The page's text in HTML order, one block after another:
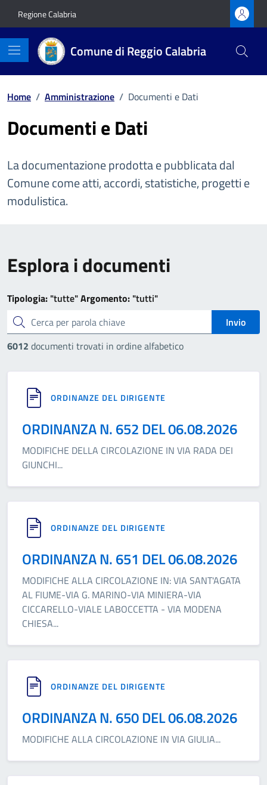
Regione Calabria
Comune di Reggio Calabria
Home / Amministrazione / Documenti e Dati
Documenti e Dati
La documentazione prodotta e pubblicata dal
Comune come atti, accordi, statistiche, progetti e
modulistica.
Esplora i documenti
Tipologia: "tutte"Argomento: "tutti"
cerca
Invio
6012 documenti trovati in ordine alfabetico
ORDINANZE DEL DIRIGENTE
ORDINANZA N. 652 DEL 06.08.2026
MODIFICHE DELLA CIRCOLAZIONE IN VIA RADA DEI
GIUNCHI...
ORDINANZE DEL DIRIGENTE
ORDINANZA N. 651 DEL 06.08.2026
MODIFICHE ALLA CIRCOLAZIONE IN: VIA SANT'AGATA
AL FIUME-VIA G. MARINO-VIA MINIERA-VIA
CICCARELLO-VIALE LABOCCETTA - VIA MODENA
CHIESA...
ORDINANZE DEL DIRIGENTE
ORDINANZA N. 650 DEL 06.08.2026
MODIFICHE ALLA CIRCOLAZIONE IN VIA GIULIA...